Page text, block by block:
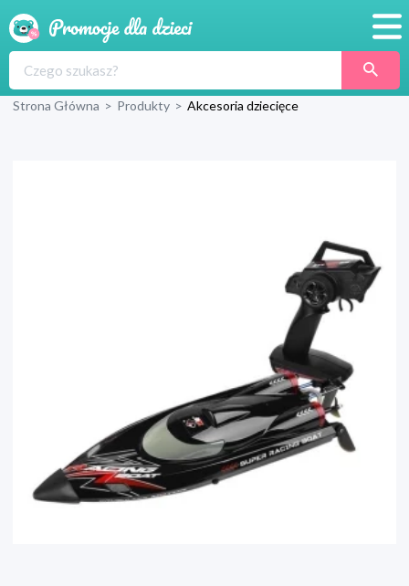
Produkty
Strona Główna > Produkty > Akcesoria dziecięce